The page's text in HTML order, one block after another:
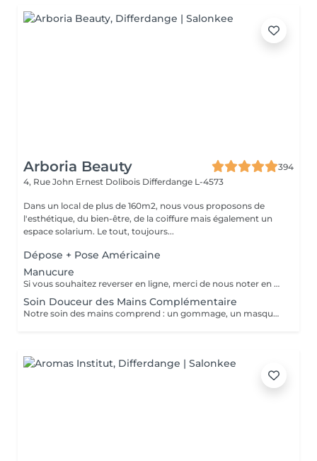
Arboria Beauty
394
4, Rue John Ernest Dolibois Differdange L-4573
Dans un local de plus de 160m2, nous vous proposons de
l'esthétique, du bien-être, de la coiffure mais également un
espace solarium. Le tout, toujours...
Dépose + Pose Américaine
Manucure
Si vous souhaitez reverser en ligne, merci de nous noter en commentaire si vous avez sur vos ongles du vernis classique ou du vernis semi permanent.
Soin Douceur des Mains Complémentaire
Notre soin des mains comprend : un gommage, un masque, un massage, une huile fortifiante pour les ongles, une base durcissante et l'application d'une crème